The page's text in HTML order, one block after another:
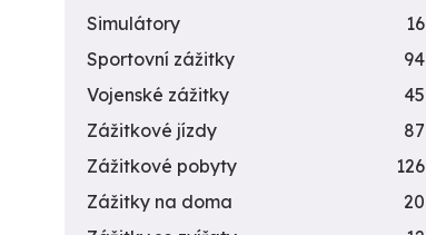
Simulátory
16
Sportovní zážitky
94
Vojenské zážitky
45
Zážitkové jízdy
87
Zážitkové pobyty
126
Zážitky na doma
20